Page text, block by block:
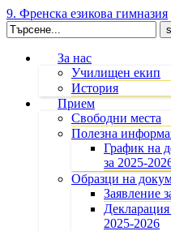
9. Френска езикова гимназия
Search
for:
За нас
Училищен екип
История
Прием
Свободни места
Полезна
График на
за 2025-
Образци на
Заявление
2025-2026